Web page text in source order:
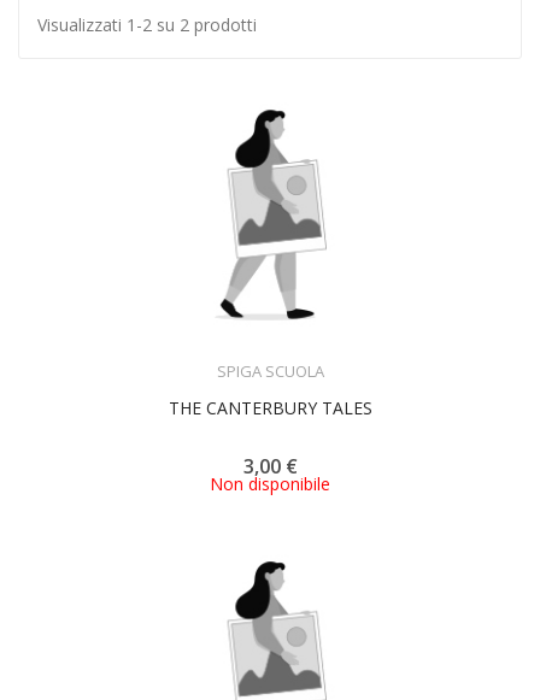
Visualizzati 1-2 su 2 prodotti
SPIGA SCUOLA
THE CANTERBURY TALES
3,00 €
Non disponibile